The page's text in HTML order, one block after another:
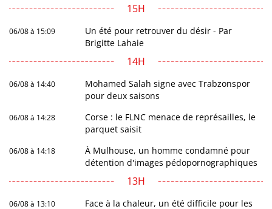
15H
06/08 à 15:09
Un été pour retrouver du désir - Par
Brigitte Lahaie
14H
06/08 à 14:40
Mohamed Salah signe avec Trabzonspor
pour deux saisons
06/08 à 14:28
Corse : le FLNC menace de représailles, le
parquet saisit
06/08 à 14:18
À Mulhouse, un homme condamné pour
détention d'images pédopornographiques
13H
06/08 à 13:10
Face à la chaleur, un été difficile pour les